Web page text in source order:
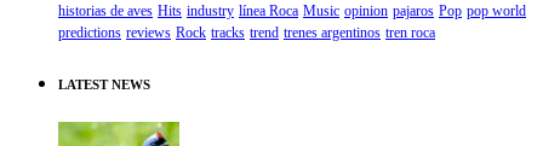
historias de aves Hits industry línea Roca Music opinion pajaros Pop pop world
predictions reviews Rock tracks trend trenes argentinos tren roca
LATEST NEWS